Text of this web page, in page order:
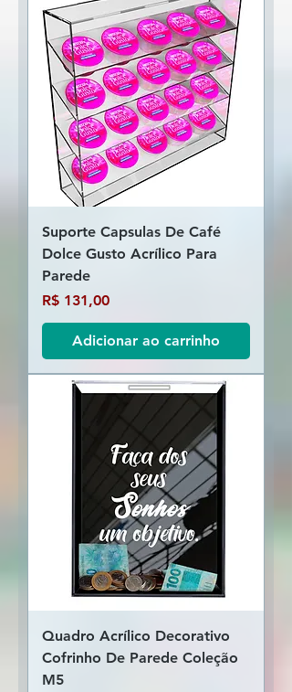
Suporte Capsulas De Café
Dolce Gusto Acrílico Para
Parede
Preço
R$ 131,00
Adicionar ao carrinho
Quadro Acrílico Decorativo
Cofrinho De Parede Coleção
M5